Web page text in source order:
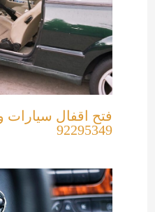
فتح اقفال
92295349